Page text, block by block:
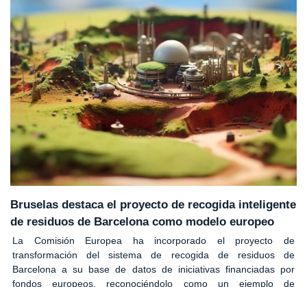
Bruselas destaca el proyecto de recogida inteligente
de residuos de Barcelona como modelo europeo
La Comisión Europea ha incorporado el proyecto de
transformación del sistema de recogida de residuos de
Barcelona a su base de datos de iniciativas financiadas por
fondos europeos, reconociéndolo como un ejemplo de